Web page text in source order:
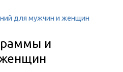
для мужчин и женщин
и